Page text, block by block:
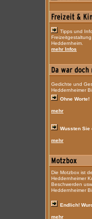
Tipps und
Heddernheim.
mehr Infos
Gedichte und
Heddernheimer
Ohne Worte!
mehr
Wussten Sie
mehr
Die Motzbox ist
Heddernheimer
Beschwerden
Heddernheimer
Endlich!
mehr